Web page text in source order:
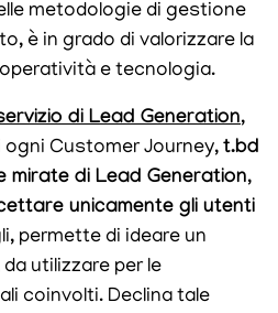
metodologie di gestione
è in grado di valorizzare la
e tecnologia.
di Lead Generation,
Customer Journey, t.bd
di Lead Generation,
unicamente gli utenti
permette di ideare un
utilizzare per le
coinvolti. Declina tale